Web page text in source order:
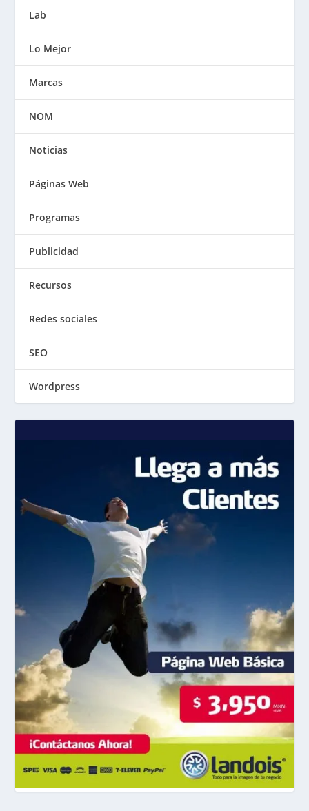
Lab
Lo Mejor
Marcas
NOM
Noticias
Páginas Web
Programas
Publicidad
Recursos
Redes sociales
SEO
Wordpress